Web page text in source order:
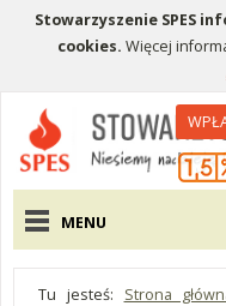
Stowarzyszenie SPES
cookies. Więcej
Menu pomocnicze
Menu główne
MENU
Tu jesteś: Strona